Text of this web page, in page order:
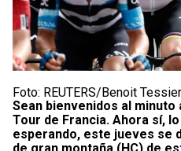
Foto: REUTERS/Benoit Tessier
Sean bienvenidos al minuto
Tour de Francia. Ahora sí,
esperando, este jueves se